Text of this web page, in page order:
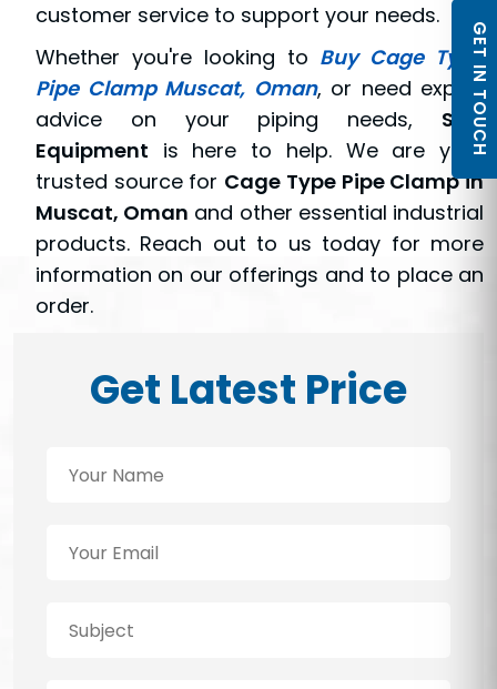
customer service to support your needs.
Whether you're looking to Buy Cage Type
Pipe Clamp Muscat, Oman, or need expert
advice on your piping needs, SPM
Equipment is here to help. We are your
trusted source for Cage Type Pipe Clamp in
Muscat, Oman and other essential industrial
products. Reach out to us today for more
information on our offerings and to place an
order.
Get Latest Price
GET IN TOUCH